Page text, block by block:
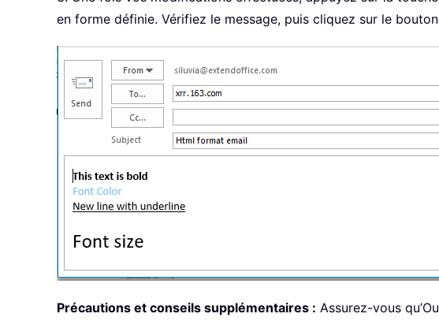
en forme définie. Vérifiez le message, puis cliquez sur le bouton
Précautions et conseils supplémentaires : Assurez-vous